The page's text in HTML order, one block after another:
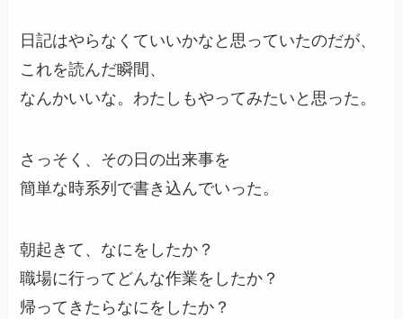
日記はやらなくていいかなと思っていたのだが、
これを読んだ瞬間、
なんかいいな。わたしもやってみたいと思った。
さっそく、その日の出来事を
簡単な時系列で書き込んでいった。
朝起きて、なにをしたか？
職場に行ってどんな作業をしたか？
帰ってきたらなにをしたか？